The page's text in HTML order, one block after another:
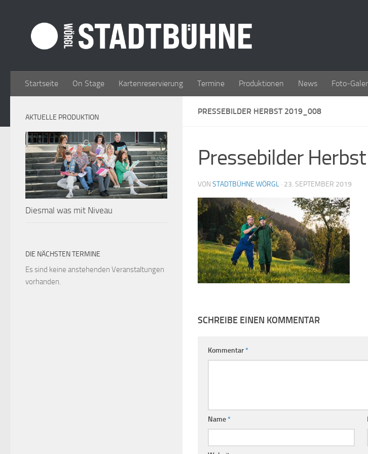
Startseite On Stage Kartenreservierung Termine Produktionen News Foto-
PRESSEBILDER HERBST 2019_008
Pressebilder
VON STADTBÜHNE WÖRGL · 23. SEPTEMBER 2019
SCHREIBE EINEN KOMMENTAR
Kommentar*
Name*
AKTUELLE PRODUKTION
Diesmal was mit Niveau
DIE NÄCHSTEN TERMINE
Es sind keine anstehenden Veranstaltungen
vorhanden.